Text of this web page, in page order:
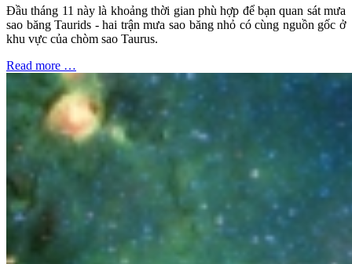
Đầu tháng 11 này là khoảng thời gian phù hợp để bạn quan sát mưa
sao băng Taurids - hai trận mưa sao băng nhỏ có cùng nguồn gốc ở
khu vực của chòm sao Taurus.
Read more …